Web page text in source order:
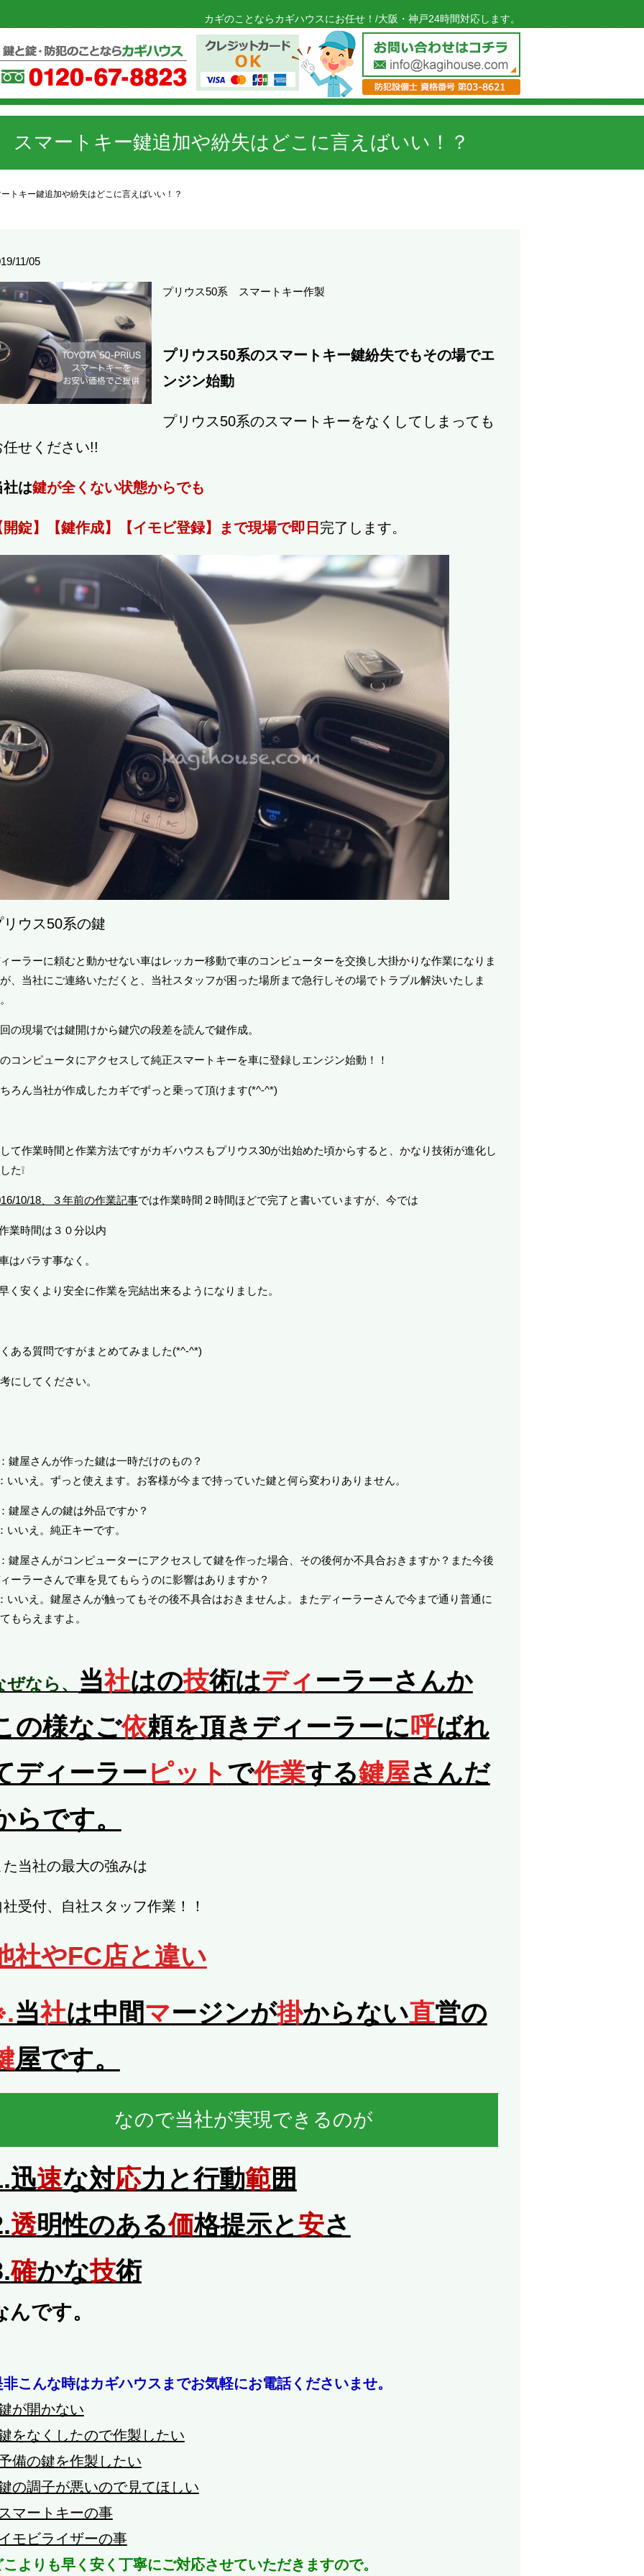
カギのことならカギハウスにお任せ！/大阪・神戸24時間対応します。
マートキー鍵追加や紛失はどこに言えばいい！？
トキー鍵追加や紛失はどこに言えばいい！？
11/05
プリウス50系 スマートキー作製
プリウス50系のスマートキー鍵紛失でもその場でエ
ンジン始動
プリウス50系のスマートキーをなくしてしまっても
任せください!!
社は鍵が全くない状態からでも
開錠】【鍵作成】【イモビ登録】まで現場で即日 完了します。
リウス50系の鍵
ーラーに頼むと動かせない車はレッカー移動で車のコンピューターを交換し大掛かりな作業になりま
、当社にご連絡いただくと、当社スタッフが困った場所まで急行しその場でトラブル解決いたしま
の現場では鍵開けから鍵穴の段差を読んで鍵作成。
コンピュータにアクセスして純正スマートキーを車に登録しエンジン始動！！
ろん当社が作成したカギでずっと乗って頂けます(*^-^*)
て作業時間と作業方法ですがカギハウスもプリウス30が出始めた頃からすると、かなり技術が進化し
た❕
10/18、３年前の作業記事では作業時間２時間ほどで完了と書いていますが、今では
業時間は３０分以内
はバラす事なく。
く安くより安全に作業を完結出来るようになりました。
ある質問ですがまとめてみました(*^-^*)
にしてください。
鍵屋さんが作った鍵は一時だけのもの？
いいえ。ずっと使えます。お客様が今まで持っていた鍵と何ら変わりありません。
鍵屋さんの鍵は外品ですか？
いいえ。純正キーです。
鍵屋さんがコンピューターにアクセスして鍵を作った場合、その後何か不具合おきますか？また今後
ーラーさんで車を見てもらうのに影響はありますか？
いいえ。鍵屋さんが触ってもその後不具合はおきませんよ。またディーラーさんで今まで通り普通に
もらえますよ。
ぜなら、 当社はの技術はディ ーラーさんか
の様なご依頼を頂きディーラーに呼ばれ
ディーラーピットで作業する鍵屋さんだ
らです。
た当社の最大の強みは
社受付、自社スタッフ作業！！
社やFC店と違い
当社は中間マージンが掛からない直営の
屋です。
なので当社が実現できるのが
迅速な対応力と行動範囲
透明性のある価格提示と安さ
確かな技術
んです。
非こんな時はカギハウスまでお気軽にお電話くださいませ。
が開かない
をなくしたので作製したい
備の鍵を作製したい
の調子が悪いので見てほしい
マートキーの事
モビライザーの事
こよりも早く安く丁寧にご対応させていただきますので。